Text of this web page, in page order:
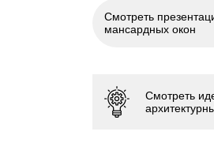
Смотреть
мансардных окон